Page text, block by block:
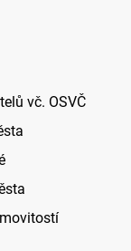
vč. OSVČ